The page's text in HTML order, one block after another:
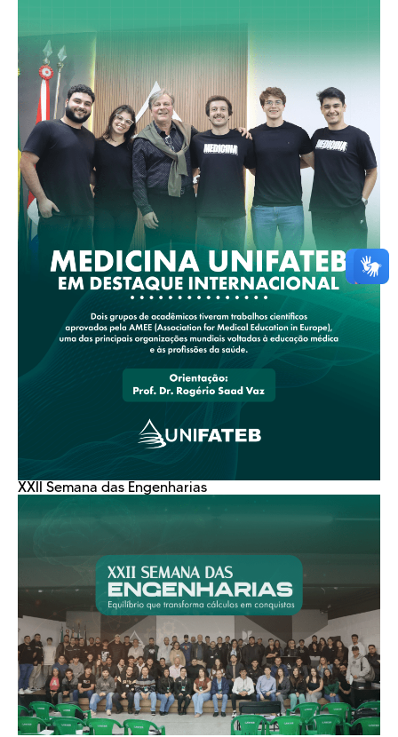
XXII Semana das Engenharias